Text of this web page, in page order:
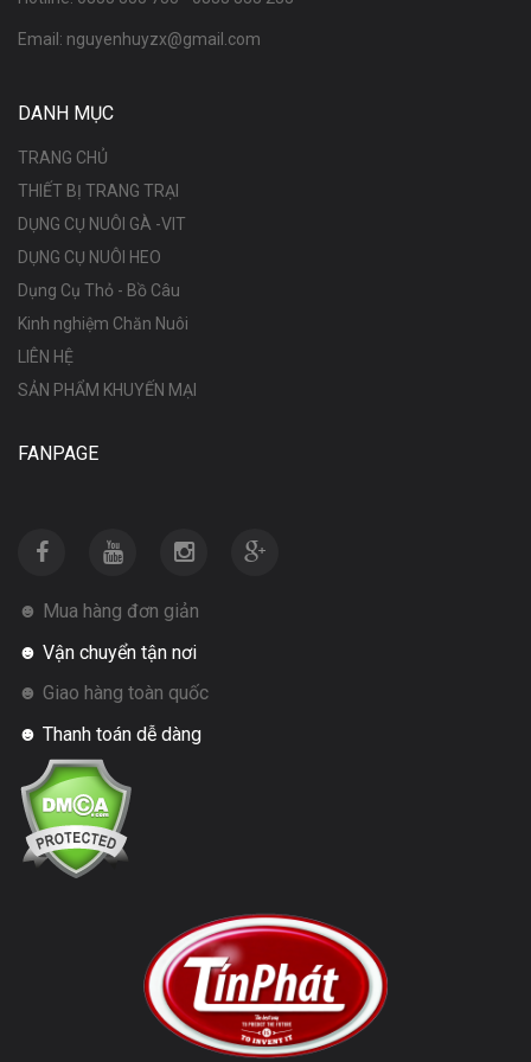
Email: nguyenhuyzx@gmail.com
DANH MỤC
TRANG CHỦ
THIẾT BỊ TRANG TRẠI
DỤNG CỤ NUÔI GÀ -VIT
DỤNG CỤ NUÔI HEO
Dụng Cụ Thỏ - Bồ Câu
Kinh nghiệm Chăn Nuôi
LIÊN HỆ
SẢN PHẨM KHUYẾN MẠI
FANPAGE
☻ Mua hàng đơn giản
☻ Vận chuyển tận nơi
☻ Giao hàng toàn quốc
☻ Thanh toán dễ dàng